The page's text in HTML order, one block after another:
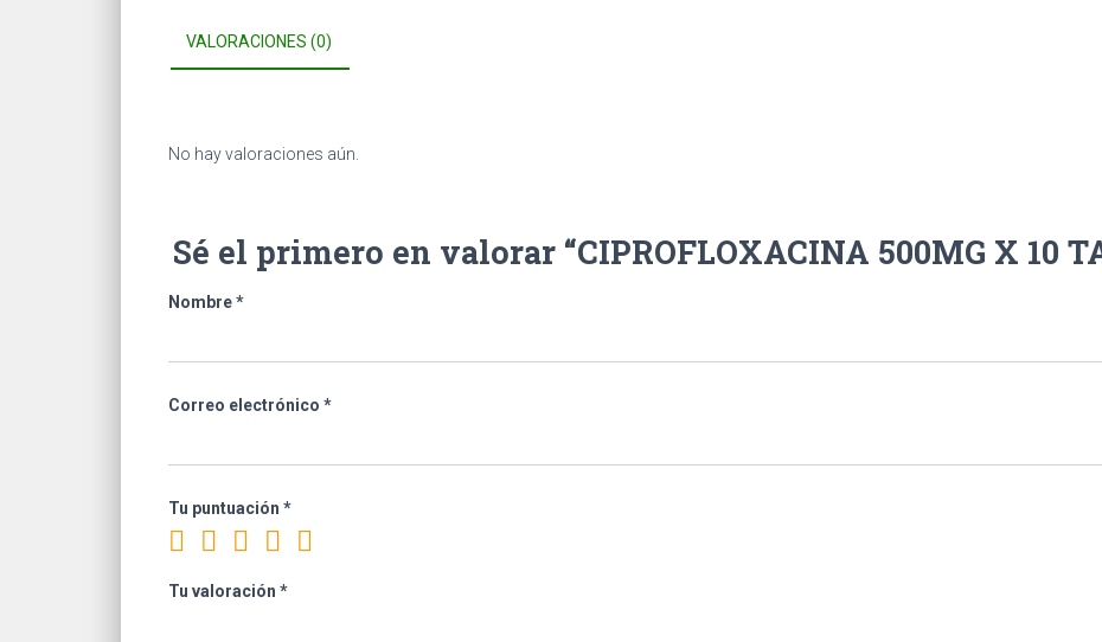
VALORACIONES (0)
No hay valoraciones aún.
Sé el primero en valorar “CIPROFLOXACINA 500MG X 10
Nombre*
Correo electrónico *
Tu puntuación *
Tu valoración *